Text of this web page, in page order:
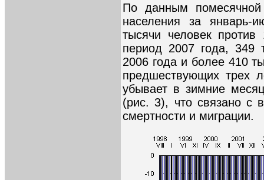
По данным помесячной
населения за январь-
тысячи человек
период 2007 года, 349
2006 года и более 410
предшествующих трех
убывает в зимние
(рис. 3), что связано с
смертности и миграции.